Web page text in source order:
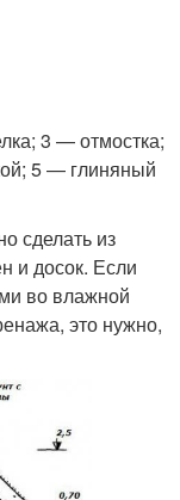
3 — отмостка;
5 — глиняный
сделать из
и досок. Если
во влажной
это нужно,